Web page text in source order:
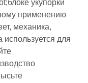
укупорки
применению
механика,
используется для